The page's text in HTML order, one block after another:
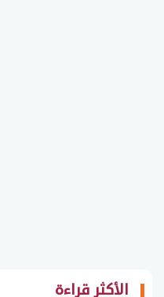
الأكثر قراءة